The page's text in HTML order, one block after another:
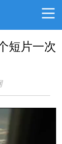
短片一次